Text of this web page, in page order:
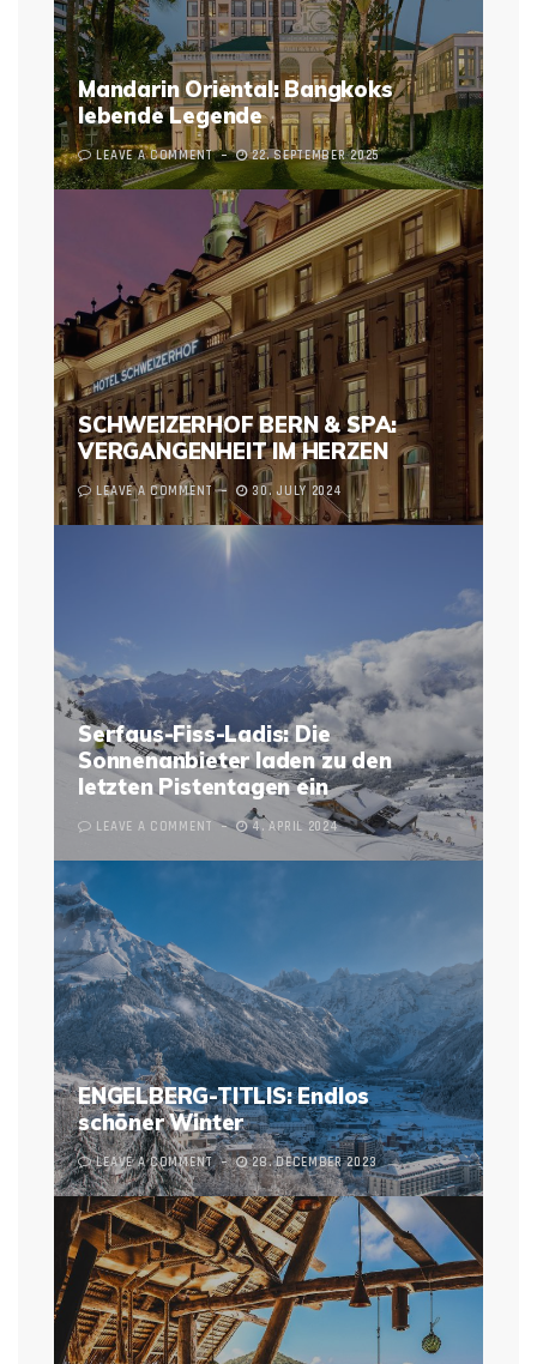
Mandarin Oriental: Bangkoks
lebende Legende
LEAVE A COMMENT 22. SEPTEMBER 2025
SCHWEIZERHOF BERN & SPA:
VERGANGENHEIT IM HERZEN
LEAVE A COMMENT 30. JULY 2024
Serfaus-Fiss-Ladis: Die
Sonnenanbieter laden zu den
letzten Pistentagen ein
LEAVE A COMMENT 4. APRIL 2024
ENGELBERG-TITLIS: Endlos
schöner Winter
LEAVE A COMMENT 28. DECEMBER 2023